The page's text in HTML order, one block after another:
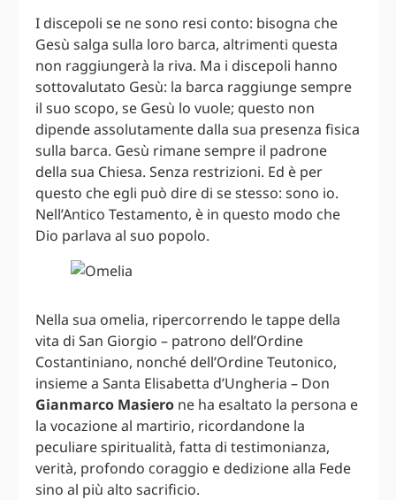
I discepoli se ne sono resi conto: bisogna che
Gesù salga sulla loro barca, altrimenti questa
non raggiungerà la riva. Ma i discepoli hanno
sottovalutato Gesù: la barca raggiunge sempre
il suo scopo, se Gesù lo vuole; questo non
dipende assolutamente dalla sua presenza fisica
sulla barca. Gesù rimane sempre il padrone
della sua Chiesa. Senza restrizioni. Ed è per
questo che egli può dire di se stesso: sono io.
Nell’Antico Testamento, è in questo modo che
Dio parlava al suo popolo.
Nella sua omelia, ripercorrendo le tappe della
vita di San Giorgio – patrono dell’Ordine
Costantiniano, nonché dell’Ordine Teutonico,
insieme a Santa Elisabetta d’Ungheria – Don
Gianmarco Masiero ne ha esaltato la persona e
la vocazione al martirio, ricordandone la
peculiare spiritualità, fatta di testimonianza,
verità, profondo coraggio e dedizione alla Fede
sino al più alto sacrificio.